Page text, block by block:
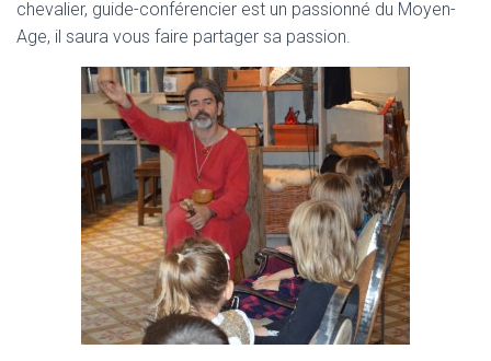
chevalier, guide-conférencier est un passionné du Moyen-
Age, il saura vous faire partager sa passion.